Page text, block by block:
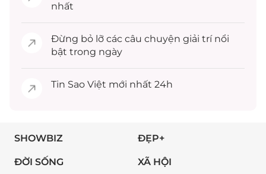
nhất
Đừng bỏ lỡ các câu chuyện giải trínổi
bật trong ngày
Tin Sao Việt mới nhất 24h
SHOWBIZ ĐẸP+
ĐỜI SỐNG XÃ HỘI